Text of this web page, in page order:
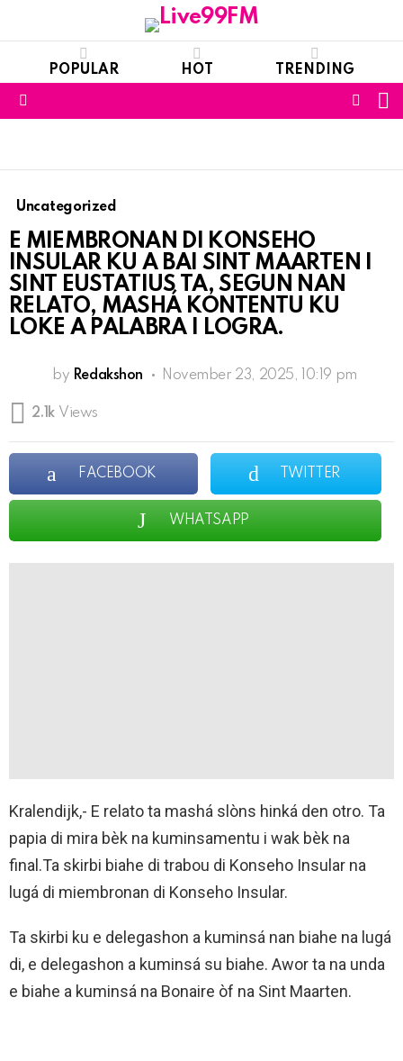
POPULAR HOT TRENDING
Uncategorized
E MIEMBRONAN DI KONSEHO
INSULAR KU A BAI SINT MAARTEN I
SINT EUSTATIUS TA, SEGUN NAN
RELATO, MASHÁ KONTENTU KU
LOKE A PALABRA I LOGRA.
by Redakshon November 23, 2025, 10:19 pm
2.1k Views
FACEBOOK TWITTER
WHATSAPP
Kralendijk,- E relato ta mashá slòns hinká den otro. Ta
papia di mira bèk na kuminsamentu i wak bèk na
final.Ta skirbi biahe di trabou di Konseho Insular na
lugá di miembronan di Konseho Insular.
Ta skirbi ku e delegashon a kuminsá nan biahe na lugá
di, e delegashon a kuminsá su biahe. Awor ta na unda
e biahe a kuminsá na Bonaire òf na Sint Maarten.